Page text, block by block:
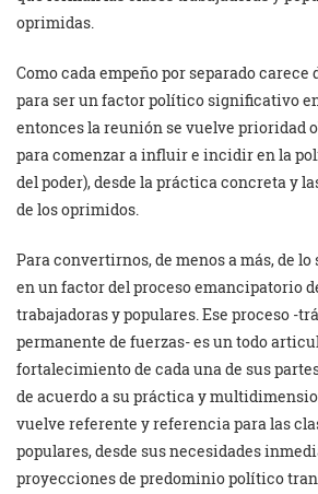
oprimidas.
Como cada empeño por separado
para ser un factor político significativo
entonces la reunión se vuelve prioridad
para comenzar a influir e incidir en la
del poder), desde la práctica concreta y
de los oprimidos.
Para convertirnos, de menos a más, de
en un factor del proceso emancipatorio
trabajadoras y populares. Ese proceso -
permanente de fuerzas- es un todo
fortalecimiento de cada una de sus
de acuerdo a su práctica y
vuelve referente y referencia para las
populares, desde sus necesidades
proyecciones de predominio político